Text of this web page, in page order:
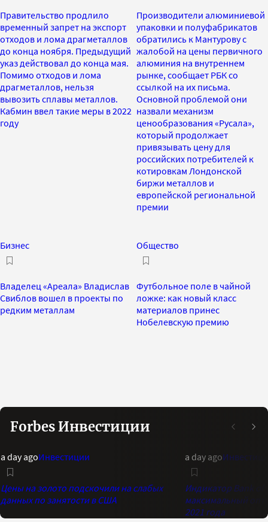
Правительство продлило
временный запрет на экспорт
отходов и лома драгметаллов
до конца ноября. Предыдущий
указ действовал до конца мая.
Помимо отходов и лома
драгметаллов, нельзя
вывозить сплавы металлов.
Кабмин ввел такие меры в 2022
году
Производители алюминиевой
упаковки и полуфабрикатов
обратились к Мантурову с
жалобой на цены первичного
алюминия на внутреннем
рынке, сообщает РБК со
ссылкой на их письма.
Основной проблемой они
назвали механизм
ценообразования «Русала»,
который продолжает
привязывать цену для
российских потребителей к
котировкам Лондонской
биржи металлов и
европейской региональной
премии
Бизнес
Владелец «Ареала» Владислав
Свиблов вошел в проекты по
редким металлам
Общество
Футбольное поле в чайной
ложке: как новый класс
материалов принес
Нобелевскую премию
Forbes Инвестиции
a day agoИнвестиции
Цены на золото подскочили на слабых
данных по занятости в США
a day ago
Индикатор Bank of
максимальный
2021 года